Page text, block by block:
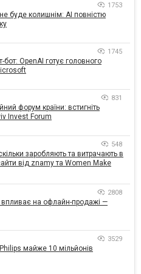
1753
буде колишнім: AI повністю
1745
бот: OpenAI готує головного
831
форум країни: встигніть
Invest Forum
548
заробляють та витрачають в
від znamy та Women Make
2808
впливає на офлайн-продажі —
3529
майже 10 мільйонів